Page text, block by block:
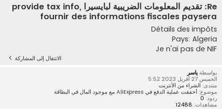
Re: تقديم المعلومات الضريبية لبايسيرا provide tax info,
fournir des informations fiscales paysera
Détails des impôts
Pays: Algeria
Je n'ai pas de NIF
الانتقال إلى المشاركة
بواسطةياسر
الخميس 27 أفريل 2023 5:52
منتدى: الشراء من الأنترنت
موضوع: أخفقت عملية الدفع في AliExpress مع موجود المال في البطاقة
ردود: 0
مشاهدات: 12488